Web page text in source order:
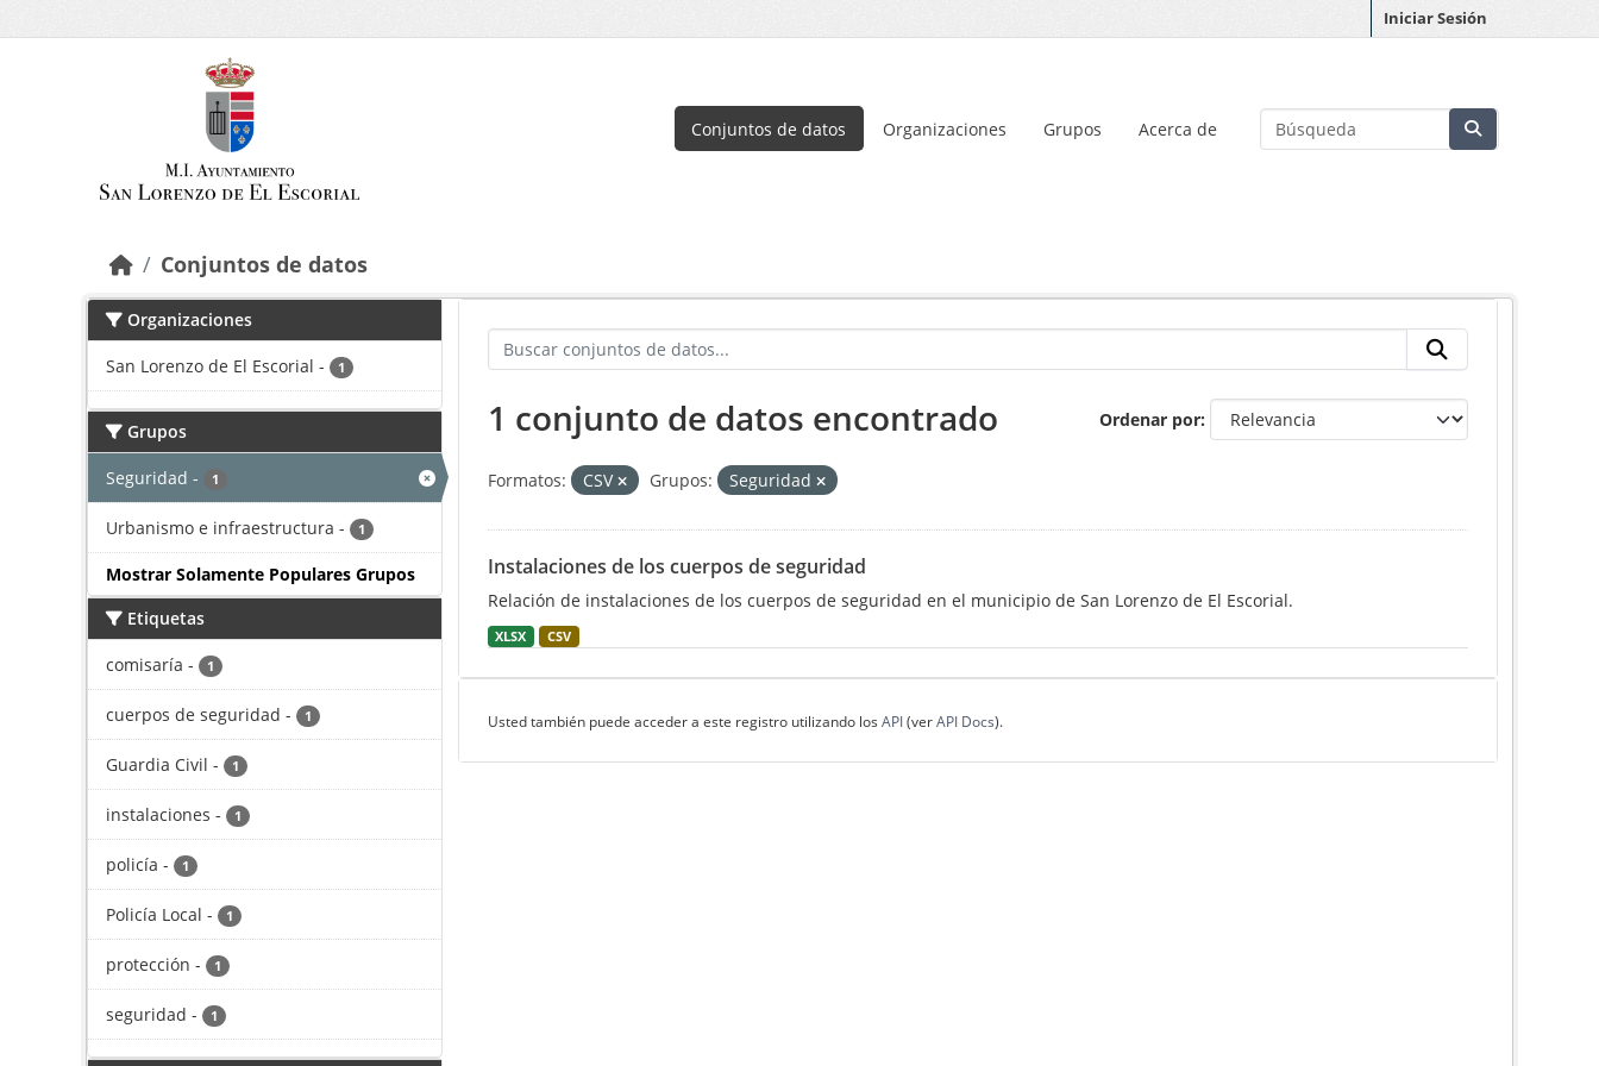
Iniciar Sesión
Conjuntos de datos Organizaciones Grupos Acerca de
Conjuntos de datos
Organizaciones
San Lorenzo de El Escorial - 1
Grupos
Seguridad - 1
Urbanismo e infraestructura - 1
Mostrar Solamente Populares Grupos
Etiquetas
comisaría - 1
cuerpos de seguridad - 1
Guardia Civil - 1
instalaciones - 1
policía - 1
Policía Local - 1
protección - 1
seguridad - 1
Ordenar por
1 conjunto de datos encontrado
Formatos: CSV Grupos: Seguridad
Instalaciones de los cuerpos de seguridad
Relación de instalaciones de los cuerpos de seguridad en el municipio de San Lorenzo de El Escorial.
XLSX CSV
Usted también puede acceder a este registro utilizando los API(verAPI Docs).